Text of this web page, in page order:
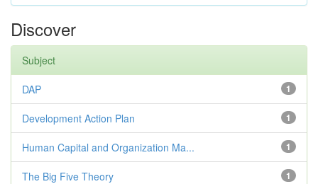
Discover
Subject
1
DAP
1
Development Action Plan
1
Human Capital and Organization Ma...
1
The Big Five Theory